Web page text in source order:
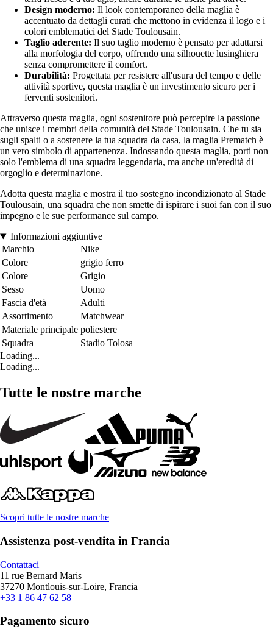
Design moderno: Il look contemporaneo della maglia è
accentuato da dettagli curati che mettono in evidenza il logo e i
colori emblematici del Stade Toulousain.
Taglio aderente: Il suo taglio moderno è pensato per adattarsi
alla morfologia del corpo, offrendo una silhouette lusinghiera
senza compromettere il comfort.
Durabilità: Progettata per resistere all'usura del tempo e delle
attività sportive, questa maglia è un investimento sicuro per i
ferventi sostenitori.
Attraverso questa maglia, ogni sostenitore può percepire la passione
che unisce i membri della comunità del Stade Toulousain. Che tu sia
sugli spalti o a sostenere la tua squadra da casa, la maglia Prematch è
un vero simbolo di appartenenza. Indossando questa maglia, porti non
solo l'emblema di una squadra leggendaria, ma anche un'eredità di
orgoglio e determinazione.
Adotta questa maglia e mostra il tuo sostegno incondizionato al Stade
Toulousain, una squadra che non smette di ispirare i suoi fan con il suo
impegno e le sue performance sul campo.
Informazioni aggiuntive
Marchio
Nike
Colore
grigio ferro
Colore
Grigio
Sesso
Uomo
Fascia d'età
Adulti
Assortimento
Matchwear
Materiale principale poliestere
Squadra
Stadio Tolosa
Loading...
Loading...
Tutte le nostre marche
Scopri tutte le nostre marche
Assistenza post-vendita in Francia
Contattaci
11 rue Bernard Maris
37270 Montlouis-sur-Loire, Francia
+33 1 86 47 62 58
Pagamento sicuro